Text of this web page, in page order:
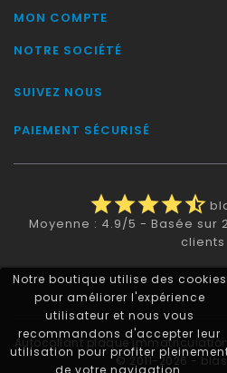
Notre boutique utilise des cookies
pour améliorer l'expérience
utilisateur et nous vous
recommandons d'accepter leur
utilisation pour profiter
de votre navigation.
MON COMPTE
NOTRE SOCIÉTÉ
SUIVEZ NOUS
PAIEMENT SÉCURISÉ
starstarstarstarstar_half
Moyenne : 4.9/5 - Basée sur
clients
Autocollant plaque
© 2011-2026 -